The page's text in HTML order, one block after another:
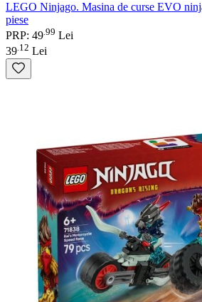
LEGO Ninjago. Masina de curse EVO
piese
PRP: 49 99 Lei
39 12 Lei